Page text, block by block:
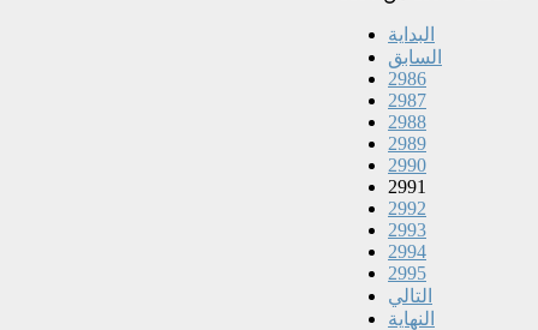
البداية
السابق
2986
2987
2988
2989
2990
2991
2992
2993
2994
2995
التالي
النهاية